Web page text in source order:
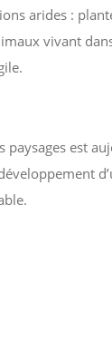
arides :
vivant
paysages est